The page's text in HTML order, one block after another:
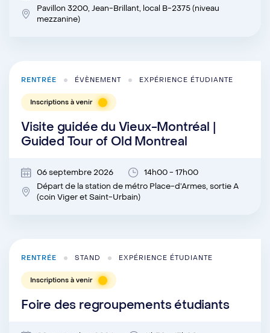
Pavillon 3200, Jean-Brillant, local B-2375 (niveau
mezzanine)
RENTRÉE ÉVÈNEMENT EXPÉRIENCE ÉTUDIANTE
Inscriptions à venir
Visite guidée du Vieux-Montréal |
Guided Tour of Old Montreal
06 septembre 2026
14h00 - 17h00
Départ de la station de métro Place-d’Armes, sortie A
(coin Viger et Saint-Urbain)
RENTRÉE STAND EXPÉRIENCE ÉTUDIANTE
Inscriptions à venir
Foire des regroupements étudiants